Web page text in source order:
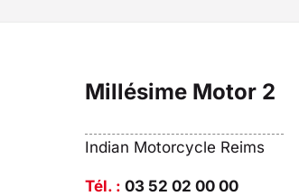
Millésime Motor 2
Indian Motorcycle Reims
Tél. : 03 52 02 00 00